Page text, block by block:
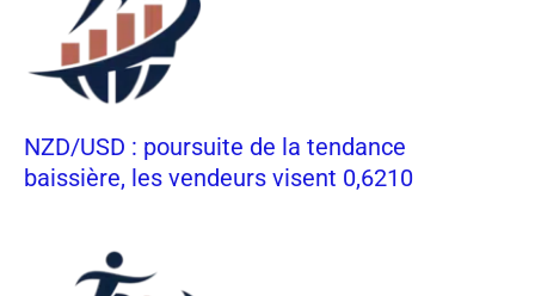
NZD/USD : poursuite de la tendance
baissière, les vendeurs visent 0,6210